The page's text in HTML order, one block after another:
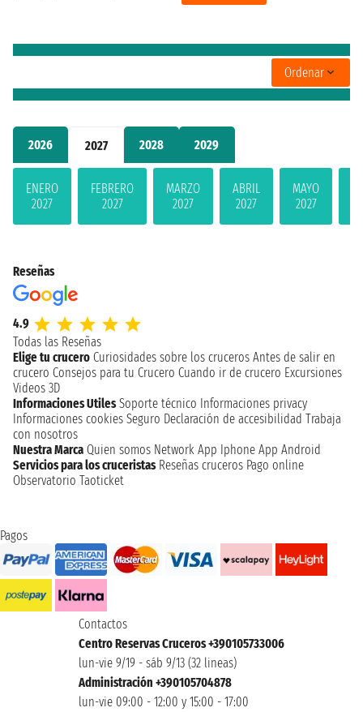
2026 2027 2028 2029
ENERO
2027
FEBRERO
2027
MARZO
2027
ABRIL
2027
MAYO
2027
Ordenar
Reseñas
4.9
Todas las Reseñas
Elige tu crucero Curiosidades sobre los cruceros Antes de salir en
crucero Consejos para tu Crucero Cuando ir de crucero Excursiones
Videos 3D
Informaciones Utiles Soporte técnico Informaciones privacy
Informaciones cookies Seguro Declaración de accesibilidad Trabaja
con nosotros
Nuestra Marca Quien somos Network App Iphone App Android
Servicios para los cruceristas Reseñas cruceros Pago online
Observatorio Taoticket
Pagos
Contactos
Centro Reservas Cruceros +390105733006
lun-vie 9/19 - sáb 9/13 (32 lineas)
Administración +390105704878
lun-vie 09:00 - 12:00 y 15:00 - 17:00